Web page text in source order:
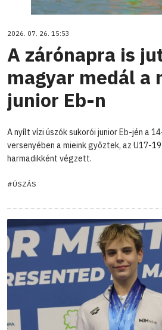
2026. 07. 26. 15:53
A zárónapra is
magyar medál a
junior Eb-n
A nyílt vízi úszók sukorói junior Eb-jén a
versenyében a mieink győztek, az U17-
harmadikként végzett.
#ÚSZÁS